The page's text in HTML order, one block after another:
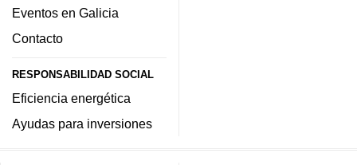
Eventos en Galicia
Contacto
RESPONSABILIDAD SOCIAL
Eficiencia energética
Ayudas para inversiones